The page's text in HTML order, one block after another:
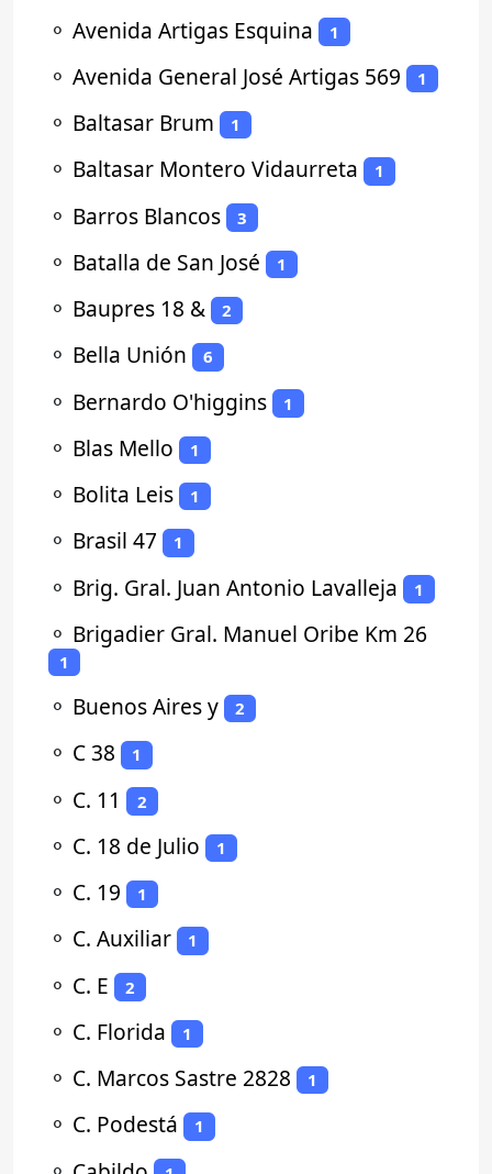
⚬ Avenida Artigas Esquina 1
⚬ Avenida General José Artigas 569 1
⚬ Baltasar Brum 1
⚬ Baltasar Montero Vidaurreta 1
⚬ Barros Blancos 3
⚬ Batalla de San José 1
⚬ Baupres 18 & 2
⚬ Bella Unión 6
⚬ Bernardo O'higgins 1
⚬ Blas Mello 1
⚬ Bolita Leis 1
⚬ Brasil 47 1
⚬ Brig. Gral. Juan Antonio Lavalleja 1
⚬ Brigadier Gral. Manuel Oribe Km 26
1
⚬ Buenos Aires y 2
⚬ C 38 1
⚬ C. 11 2
⚬ C. 18 de Julio 1
⚬ C. 19 1
⚬ C. Auxiliar 1
⚬ C. E 2
⚬ C. Florida 1
⚬ C. Marcos Sastre 2828 1
⚬ C. Podestá 1